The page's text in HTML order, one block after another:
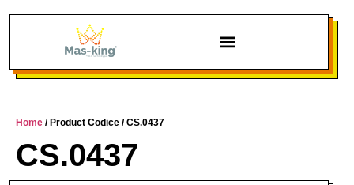
Home / Product Codice / CS.0437
CS.0437